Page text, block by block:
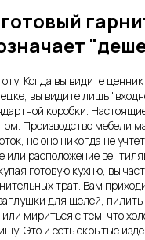
Когда вы видите
вы видите лишь
коробки.
Производство мебели
но оно никогда не
или расположение
готовую кухню, вы
трат. Вам
для щелей, пилить
или мириться с тем, что
Это и есть скрытые